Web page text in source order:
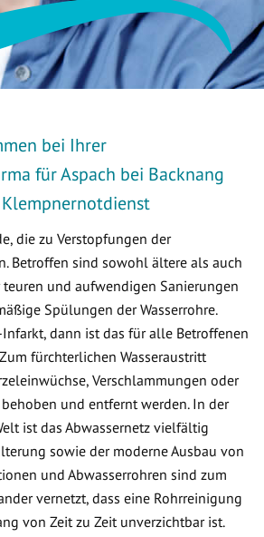
bei Ihrer
für Aspach bei Backnang
die zu Verstopfungen der
Betroffen sind sowohl ältere als auch
teuren und aufwendigen Sanierungen
Spülungen der Wasserrohre.
dann ist das für alle Betroffenen
fürchterlichen Wasseraustritt
Verschlammungen oder
und entfernt werden. In der
ist das Abwassernetz vielfältig
sowie der moderne Ausbau von
und Abwasserrohren sind zum
vernetzt, dass eine Rohrreinigung
von Zeit zu Zeit unverzichtbar ist.